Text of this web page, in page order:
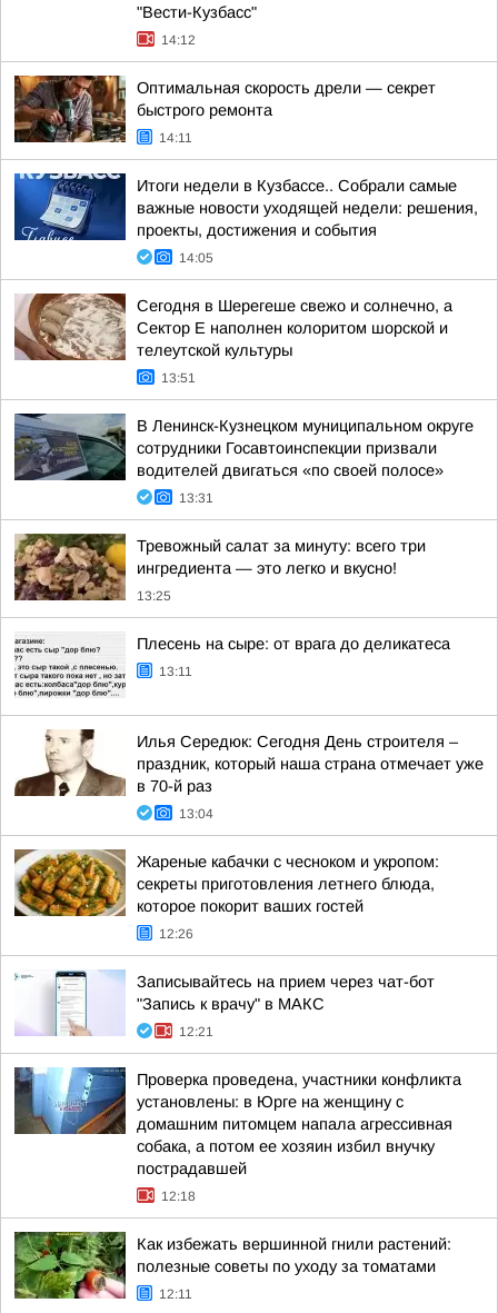
"Вести-Кузбасс"
14:12
Оптимальная скорость дрели — секрет
быстрого ремонта
14:11
Итоги недели в Кузбассе.. Собрали самые
важные новости уходящей недели: решения,
проекты, достижения и события
14:05
Сегодня в Шерегеше свежо и солнечно, а
Сектор Е наполнен колоритом шорской и
телеутской культуры
13:51
В Ленинск-Кузнецком муниципальном округе
сотрудники Госавтоинспекции призвали
водителей двигаться «по своей полосе»
13:31
Тревожный салат за минуту: всего три
ингредиента — это легко и вкусно!
13:25
Плесень на сыре: от врага до деликатеса
13:11
Илья Середюк: Сегодня День строителя –
праздник, который наша страна отмечает уже
в 70-й раз
13:04
Жареные кабачки с чесноком и укропом:
секреты приготовления летнего блюда,
которое покорит ваших гостей
12:26
Записывайтесь на прием через чат-бот
"Запись к врачу" в МАКС
12:21
Проверка проведена, участники конфликта
установлены: в Юрге на женщину с
домашним питомцем напала агрессивная
собака, а потом ее хозяин избил внучку
пострадавшей
12:18
Как избежать вершинной гнили растений:
полезные советы по уходу за томатами
12:11